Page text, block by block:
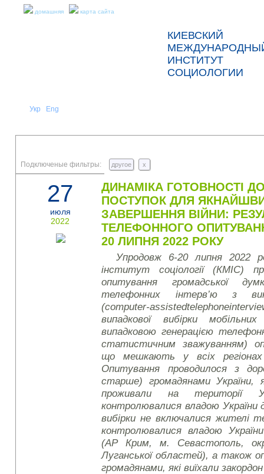
домашняя карта сайта
КИЕВСКИЙ
ИНСТИТУТ
СОЦИОЛОГИИ
Укр Eng
Подключеные фильтры: другое x
27
июля
2022
ДИНАМІКА ГОТОВНОСТІ
ПОСТУПОК ДЛЯ
ЗАВЕРШЕННЯ ВІЙНИ:
ТЕЛЕФОННОГО
20 ЛИПНЯ 2022 РОКУ
Упродовж 6-20 липня 2022
інститут соціології (КМІС)
опитування громадської
телефонних інтерв’ю з
(computer-assistedtelephone
випадкової вибірки
випадковою генерацією
статистичним зважуванням)
що мешкають у всіх
Опитування проводилося з
старше) громадянами України,
проживали на території
контролювалися владою
вибірки не включалися жителі
контролювалися владою
(АР Крим, м. Севастополь,
Луганської областей), а також
громадянами, які виїхали